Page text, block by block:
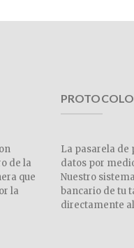
de la
que
la
PROTOCOLO
La pasarela de
datos por
Nuestro
bancario de tu
directamente